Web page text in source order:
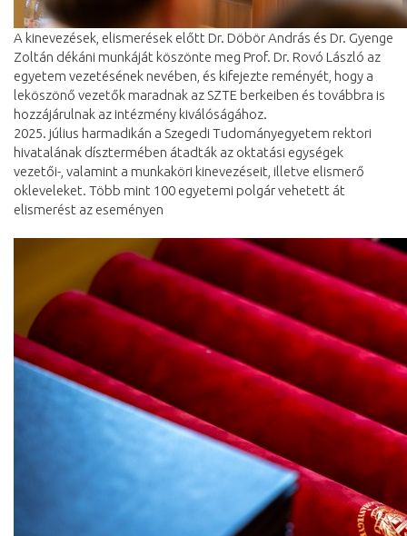
A kinevezések, elismerések előtt Dr. Döbör András és Dr. Gyenge
Zoltán dékáni munkáját köszönte meg Prof. Dr. Rovó László az
egyetem vezetésének nevében, és kifejezte reményét, hogy a
leköszönő vezetők maradnak az SZTE berkeiben és továbbra is
hozzájárulnak az intézmény kiválóságához.
2025. július harmadikán a Szegedi Tudományegyetem rektori
hivatalának dísztermében átadták az oktatási egységek
vezetői-, valamint a munkaköri kinevezéseit, illetve elismerő
okleveleket. Több mint 100 egyetemi polgár vehetett át
elismerést az eseményen